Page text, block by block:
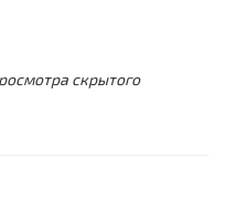
скрытого